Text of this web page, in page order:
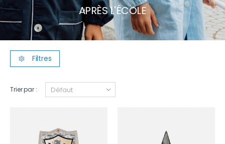
APRÈS L'ÉCOLE
Filtres
Trier par :